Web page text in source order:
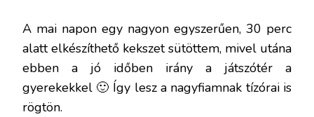
A mai napon egy nagyon egyszerűen, 30 perc
alatt elkészíthető kekszet sütöttem, mivel utána
ebben a jó időben irány a játszótér a
gyerekekkel 🙂 Így lesz a nagyfiamnak tízórai is
rögtön.